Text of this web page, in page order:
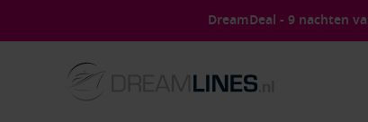
DreamDeal - 9 nachten